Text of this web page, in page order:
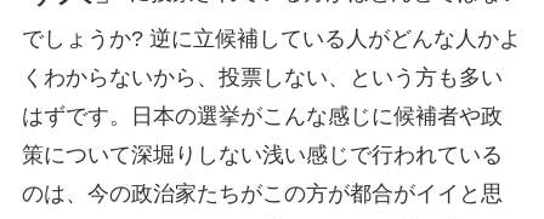
でしょうか? 逆に立候補している人がどんな人かよ
くわからないから、投票しない、という方も多い
はずです。日本の選挙がこんな感じに候補者や政
策について深堀りしない浅い感じで行われている
のは、今の政治家たちがこの方が都合がイイと思